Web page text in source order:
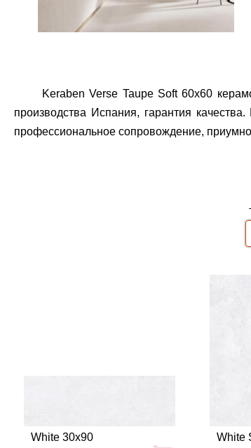
Keraben Verse Taupe Soft 60x60
производства Испания, гарантия качества.
профессиональное сопровождение,
White 30x90
White